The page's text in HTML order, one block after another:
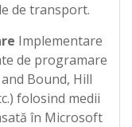
de transport.
Implementare
de programare
Bound, Hill
folosind medii
în Microsoft